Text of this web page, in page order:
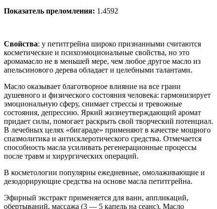
Показатель преломления: 1.4592
Свойства: у петитгрейна широко признанными считаются
косметические и психоэмоциональные свойства, но это
аромамасло не в меньшей мере, чем любое другое масло из
апельсинового дерева обладает и целебными талантами.
Масло оказывает благотворное влияние на все грани
душевного и физического состояния человека: гармонизирует
эмоциональную сферу, снимает стрессы и тревожные
состояния, депрессию. Яркий жизнеутверждающий аромат
придает силы, помогает раскрыть свой творческий потенциал.
В лечебных целях «бигараде» применяют в качестве мощного
спазмолитика и антисклеротического средства. Отмечается
способность масла усиливать регенерационные процессы
после травм и хирургических операций.
В косметологии популярны ежедневные, омолаживающие и
дезодорирующие средства на основе масла петитгрейна.
Эфирный экстракт применяется для ванн, аппликаций,
обертываний, массажа (3 — 5 капель на сеанс). Масло